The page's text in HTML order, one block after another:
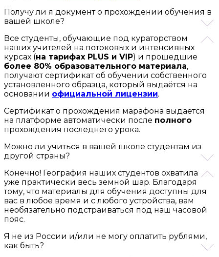
Получу ли я документ о прохождении обучения в
вашей школе?
Все студенты, обучающие под кураторством
наших учителей на потоковых и интенсивных
курсах (на тарифах PLUS и VIP) и прошедшие
более 80% образовательного материала,
получают сертификат об обучении собственного
установленного образца, который выдаётся на
основании официальной лицензии.
Сертификат о прохождения марафона выдается
на платформе автоматически после полного
прохождения последнего урока.
Можно ли учиться в вашей школе студентам из
другой страны?
Конечно! География наших студентов охватила
уже практически весь земной шар. Благодаря
тому, что материалы для обучения доступны для
вас в любое время и с любого устройства, вам
необязательно подстраиваться под наш часовой
пояс.
Я не из России и/или не могу оплатить рублями,
как быть?